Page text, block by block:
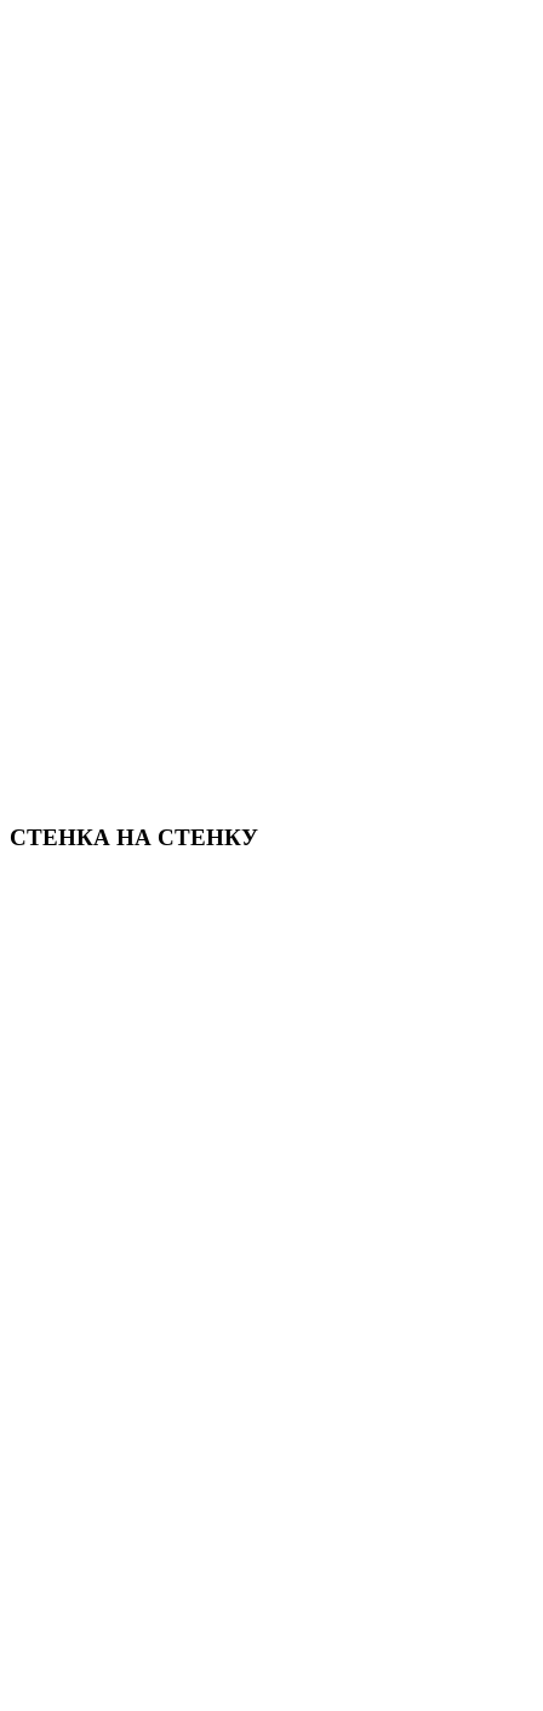
СТЕНКА НА СТЕНКУ